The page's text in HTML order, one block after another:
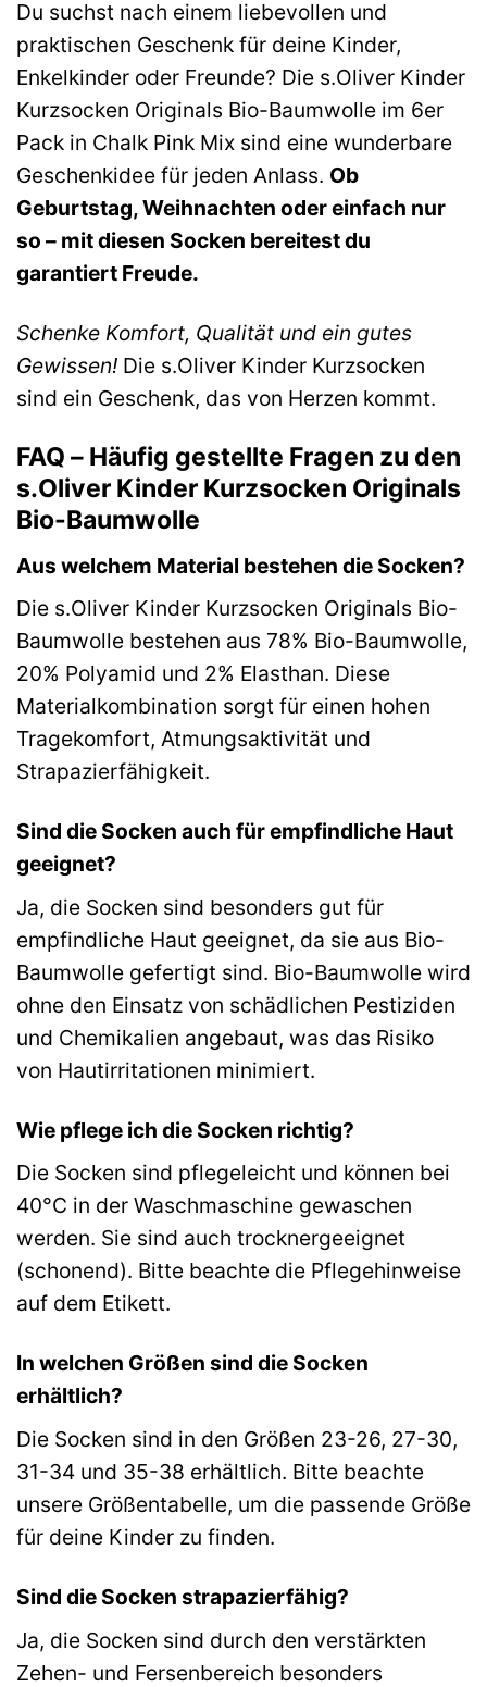
Du suchst nach einem liebevollen und
praktischen Geschenk für deine Kinder,
Enkelkinder oder Freunde? Die s.Oliver Kinder
Kurzsocken Originals Bio-Baumwolle im 6er
Pack in Chalk Pink Mix sind eine wunderbare
Geschenkidee für jeden Anlass. Ob
Geburtstag, Weihnachten oder einfach nur
so – mit diesen Socken bereitest du
garantiert Freude.
Schenke Komfort, Qualität und ein gutes
Gewissen! Die s.Oliver Kinder Kurzsocken
sind ein Geschenk, das von Herzen kommt.
FAQ – Häufig gestellte Fragen zu den
s.Oliver Kinder Kurzsocken Originals
Bio-Baumwolle
Aus welchem Material bestehen die Socken?
Die s.Oliver Kinder Kurzsocken Originals Bio-
Baumwolle bestehen aus 78% Bio-Baumwolle,
20% Polyamid und 2% Elasthan. Diese
Materialkombination sorgt für einen hohen
Tragekomfort, Atmungsaktivität und
Strapazierfähigkeit.
Sind die Socken auch für empfindliche Haut
geeignet?
Ja, die Socken sind besonders gut für
empfindliche Haut geeignet, da sie aus Bio-
Baumwolle gefertigt sind. Bio-Baumwolle wird
ohne den Einsatz von schädlichen Pestiziden
und Chemikalien angebaut, was das Risiko
von Hautirritationen minimiert.
Wie pflege ich die Socken richtig?
Die Socken sind pflegeleicht und können bei
40°C in der Waschmaschine gewaschen
werden. Sie sind auch trocknergeeignet
(schonend). Bitte beachte die Pflegehinweise
auf dem Etikett.
In welchen Größen sind die Socken
erhältlich?
Die Socken sind in den Größen 23-26, 27-30,
31-34 und 35-38 erhältlich. Bitte beachte
unsere Größentabelle, um die passende Größe
für deine Kinder zu finden.
Sind die Socken strapazierfähig?
Ja, die Socken sind durch den verstärkten
Zehen- und Fersenbereich besonders